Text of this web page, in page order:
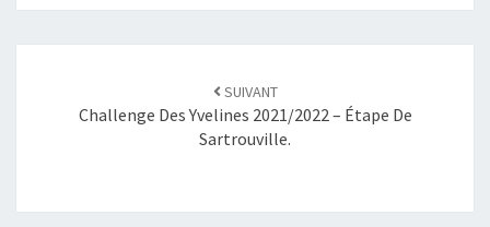
SUIVANT
Challenge Des Yvelines 2021/2022 – Étape De
Sartrouville.